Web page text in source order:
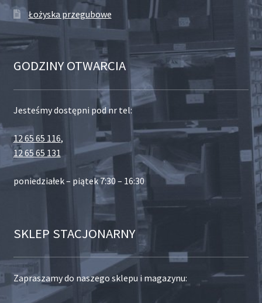
Łożyska przegubowe
GODZINY OTWARCIA
Jesteśmy dostępni pod nr tel:
12 65 65 116,
12 65 65 131
poniedziałek – piątek 7:30 – 16:30
SKLEP STACJONARNY
Zapraszamy do naszego sklepu i magazynu: